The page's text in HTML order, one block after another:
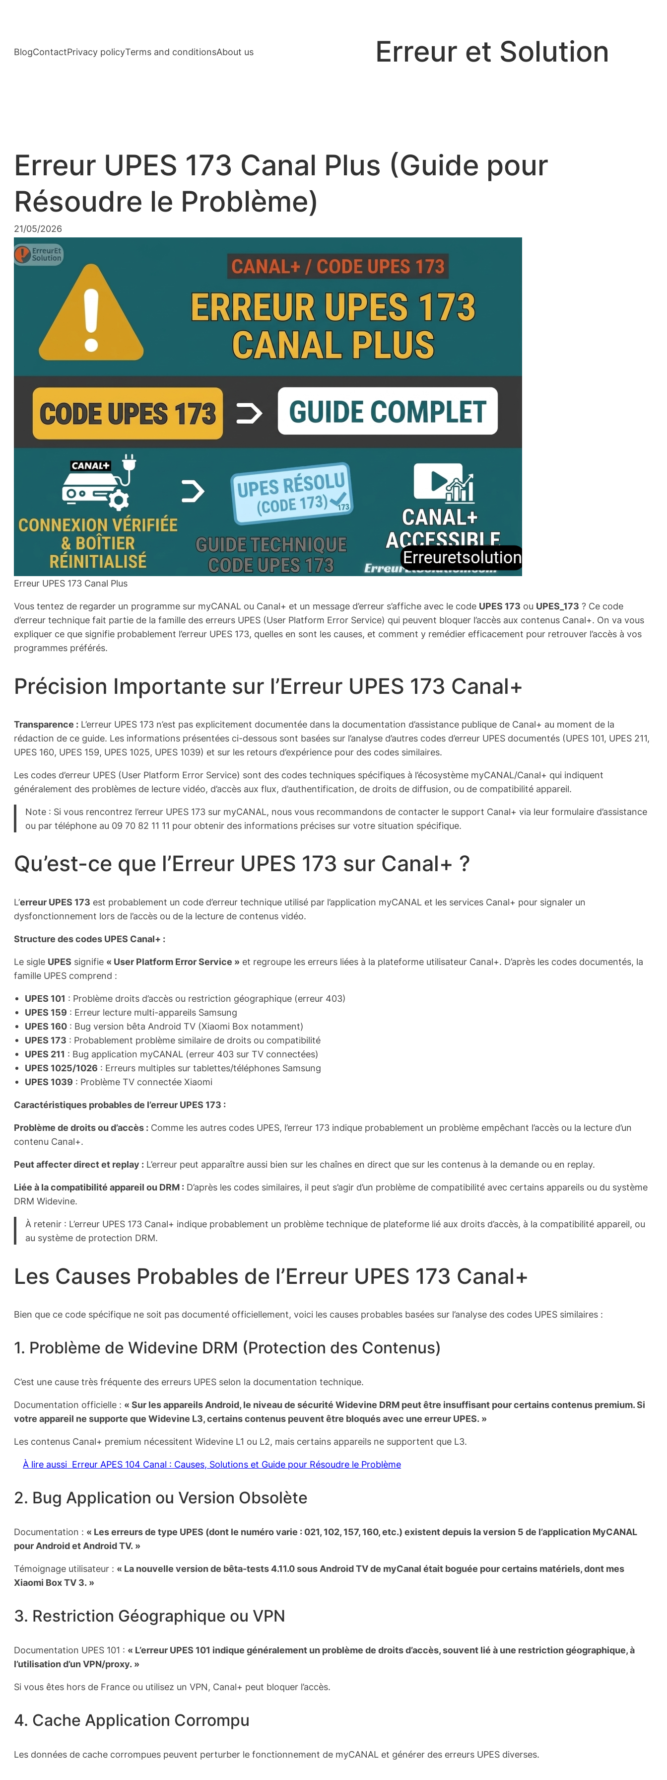
BlogContactPrivacy policyTerms and conditionsAbout us Erreur et Solution
Erreur UPES 173 Canal Plus (Guide pour
Résoudre le Problème)
21/05/2026
Erreur UPES 173 Canal Plus
Vous tentez de regarder un programme sur myCANAL ou Canal+ et un message d’erreur s’affiche avec le code UPES 173 ou UPES_173 ? Ce code
d’erreur technique fait partie de la famille des erreurs UPES (User Platform Error Service) qui peuvent bloquer l’accès aux contenus Canal+. On va vous
expliquer ce que signifie probablement l’erreur UPES 173, quelles en sont les causes, et comment y remédier efficacement pour retrouver l’accès à vos
programmes préférés.
Précision Importante sur l’Erreur UPES 173 Canal+
Transparence : L’erreur UPES 173 n’est pas explicitement documentée dans la documentation d’assistance publique de Canal+ au moment de la
rédaction de ce guide. Les informations présentées ci-dessous sont basées sur l’analyse d’autres codes d’erreur UPES documentés (UPES 101, UPES 211,
UPES 160, UPES 159, UPES 1025, UPES 1039) et sur les retours d’expérience pour des codes similaires.
Les codes d’erreur UPES (User Platform Error Service) sont des codes techniques spécifiques à l’écosystème myCANAL/Canal+ qui indiquent
généralement des problèmes de lecture vidéo, d’accès aux flux, d’authentification, de droits de diffusion, ou de compatibilité appareil.
Note : Si vous rencontrez l’erreur UPES 173 sur myCANAL, nous vous recommandons de contacter le support Canal+ via leur formulaire d’assistance
ou par téléphone au 09 70 82 11 11 pour obtenir des informations précises sur votre situation spécifique.
Qu’est-ce que l’Erreur UPES 173 sur Canal+ ?
L’erreur UPES 173 est probablement un code d’erreur technique utilisé par l’application myCANAL et les services Canal+ pour signaler un
dysfonctionnement lors de l’accès ou de la lecture de contenus vidéo.
Structure des codes UPES Canal+ :
Le sigle UPES signifie « User Platform Error Service » et regroupe les erreurs liées à la plateforme utilisateur Canal+. D’après les codes documentés, la
famille UPES comprend :
UPES 101 : Problème droits d’accès ou restriction géographique (erreur 403)
UPES 159 : Erreur lecture multi-appareils Samsung
UPES 160 : Bug version bêta Android TV (Xiaomi Box notamment)
UPES 173 : Probablement problème similaire de droits ou compatibilité
UPES 211 : Bug application myCANAL (erreur 403 sur TV connectées)
UPES 1025/1026 : Erreurs multiples sur tablettes/téléphones Samsung
UPES 1039 : Problème TV connectée Xiaomi
Caractéristiques probables de l’erreur UPES 173 :
Problème de droits ou d’accès : Comme les autres codes UPES, l’erreur 173 indique probablement un problème empêchant l’accès ou la lecture d’un
contenu Canal+.
Peut affecter direct et replay : L’erreur peut apparaître aussi bien sur les chaînes en direct que sur les contenus à la demande ou en replay.
Liée à la compatibilité appareil ou DRM : D’après les codes similaires, il peut s’agir d’un problème de compatibilité avec certains appareils ou du système
DRM Widevine.
À retenir : L’erreur UPES 173 Canal+ indique probablement un problème technique de plateforme lié aux droits d’accès, à la compatibilité appareil, ou
au système de protection DRM.
Les Causes Probables de l’Erreur UPES 173 Canal+
Bien que ce code spécifique ne soit pas documenté officiellement, voici les causes probables basées sur l’analyse des codes UPES similaires :
1. Problème de Widevine DRM (Protection des Contenus)
C’est une cause très fréquente des erreurs UPES selon la documentation technique.
Documentation officielle : « Sur les appareils Android, le niveau de sécurité Widevine DRM peut être insuffisant pour certains contenus premium. Si
votre appareil ne supporte que Widevine L3, certains contenus peuvent être bloqués avec une erreur UPES. »
Les contenus Canal+ premium nécessitent Widevine L1 ou L2, mais certains appareils ne supportent que L3.
À lire aussi Erreur APES 104 Canal : Causes, Solutions et Guide pour Résoudre le Problème
2. Bug Application ou Version Obsolète
Documentation : « Les erreurs de type UPES (dont le numéro varie : 021, 102, 157, 160, etc.) existent depuis la version 5 de l’application MyCANAL
pour Android et Android TV. »
Témoignage utilisateur : « La nouvelle version de bêta-tests 4.11.0 sous Android TV de myCanal était boguée pour certains matériels, dont mes
Xiaomi Box TV 3. »
3. Restriction Géographique ou VPN
Documentation UPES 101 : « L’erreur UPES 101 indique généralement un problème de droits d’accès, souvent lié à une restriction géographique, à
l’utilisation d’un VPN/proxy. »
Si vous êtes hors de France ou utilisez un VPN, Canal+ peut bloquer l’accès.
4. Cache Application Corrompu
Les données de cache corrompues peuvent perturber le fonctionnement de myCANAL et générer des erreurs UPES diverses.